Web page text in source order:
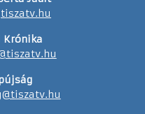
Krónika